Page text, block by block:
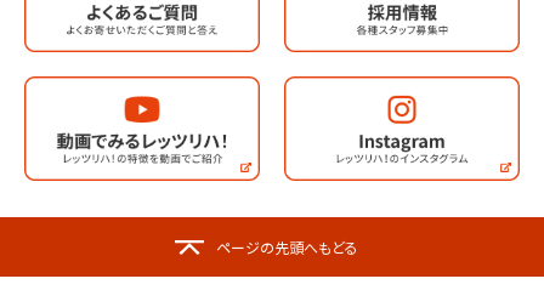
ページの先頭へもどる